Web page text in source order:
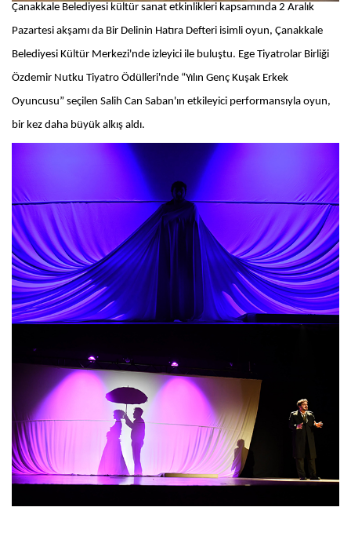
Çanakkale Belediyesi kültür sanat etkinlikleri kapsamında 2 Aralık
Pazartesi akşamı da Bir Delinin Hatıra Defteri isimli oyun, Çanakkale
Belediyesi Kültür Merkezi'nde izleyici ile buluştu. Ege Tiyatrolar Birliği
Özdemir Nutku Tiyatro Ödülleri'nde “Yılın Genç Kuşak Erkek
Oyuncusu” seçilen Salih Can Saban'ın etkileyici performansıyla oyun,
bir kez daha büyük alkış aldı.